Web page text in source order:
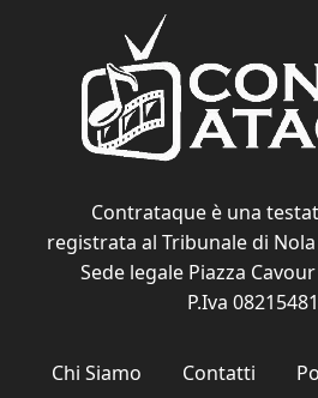
Contrataque è una
registrata al Tribunale di
Sede legale Piazza
P.Iva
Chi Siamo Contatti